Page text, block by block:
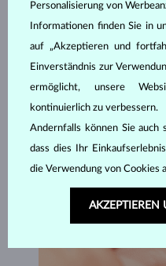
Personalisierung von
Informationen finden Sie in
auf „Akzeptieren und
Einverständnis zur
ermöglicht, unsere
kontinuierlich zu verbessern.
Andernfalls können Sie auch
dass dies Ihr
die Verwendung von Cookies
AKZEPTIEREN